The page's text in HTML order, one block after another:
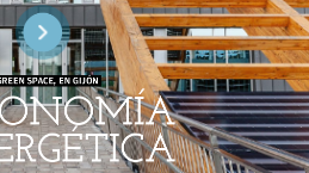
SPACE, EN GIJÓN I